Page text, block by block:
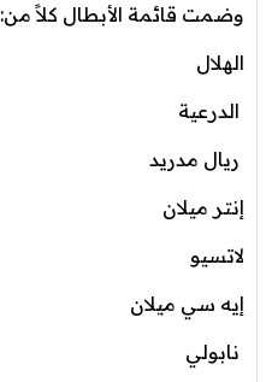
وضمت قائمة الأبطال كلاً من:
الهلال
الدرعية
ريال مدريد
إنتر ميلان
لاتسيو
إيه سي ميلان
نابولي